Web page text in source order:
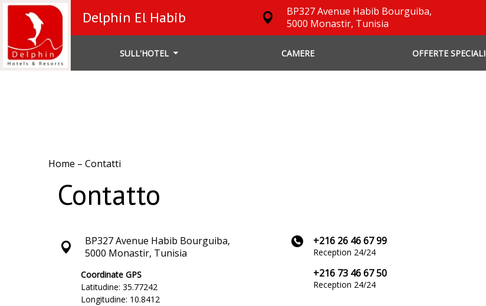
Delphin El Habib
BP327 Avenue Habib Bourguiba,
5000 Monastir, Tunisia
SULL'HOTEL CAMERE OFFERTE SPECIALI
Home – Contatti
Contatto
BP327 Avenue Habib Bourguiba,
5000 Monastir, Tunisia
Coordinate GPS
Latitudine: 35.77242
Longitudine: 10.8412
+216 26 46 67 99
Reception 24/24
+216 73 46 67 50
Reception 24/24